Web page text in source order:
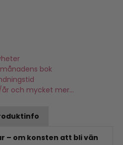
bok
och mycket mer...
– om konsten att bli vän